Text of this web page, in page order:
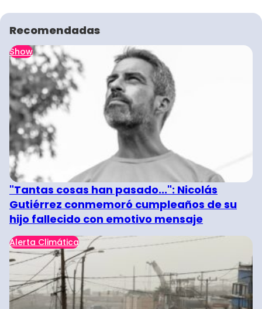
Recomendadas
Show
"Tantas cosas han pasado...": Nicolás
Gutiérrez conmemoró cumpleaños de su
hijo fallecido con emotivo mensaje
Alerta Climática